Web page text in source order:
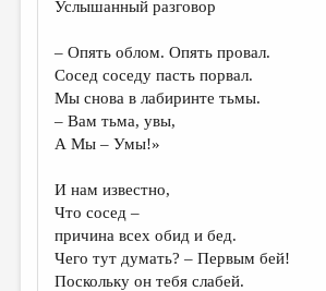
Услышанный разговор
– Опять облом. Опять провал.
Сосед соседу пасть порвал.
Мы снова в лабиринте тьмы.
– Вам тьма, увы,
А Мы – Умы!»
И нам известно,
Что сосед –
причина всех обид и бед.
Чего тут думать? – Первым бей!
Поскольку он тебя слабей.